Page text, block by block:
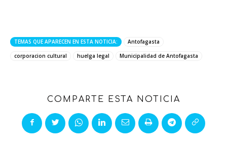
TEMAS QUE APARECEN EN ESTA NOTICIA:
Antofagasta
corporacion cultural
huelga legal Municipalidad de Antofagasta
COMPARTE ESTA NOTICIA